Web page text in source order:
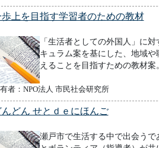
上を目指す学習者のための教材
「生活者としての外国人」に
キュラム案を基にした、地域
えることを目指すための教材案。
者：NPO法人 市民社会研究所
どん せとｄｅにほんご
瀬戸市で生活する中で出会う